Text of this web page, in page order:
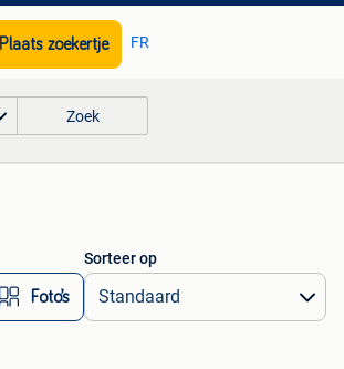
Plaats zoekertje FR
Zoek
Foto’s
Sorteer op